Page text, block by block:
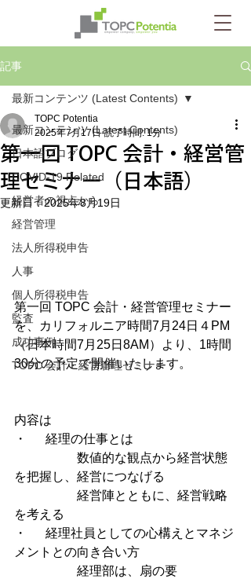
記事
最新コンテンツ (Latest Contents)
日本語ブログ
COVID-19 Related
経営者の視点から
経営管理
法人所得税申告
人事
個人所得税申告
監査
成功事例
TOPC 会計・経営管理セミナー
最新コンテンツ (Latest Contents)
第一回 TOPC 会計・経営管
理セミナー（日本語）
TOPC Potentia
2025年7月17日 読了時間: 1分
更新日：2025年8月19日
第一回 TOPC 会計・経営管理セミナー
を、カリフォルニア時間7月24日４PM
（日本時間7月25日8AM）より、1時間
30分の予定で開催いたします。
内容は
を把握し、経営につなげる
を考える
・	経理社員としての心構えとマネジ
		経理部は、扇の要